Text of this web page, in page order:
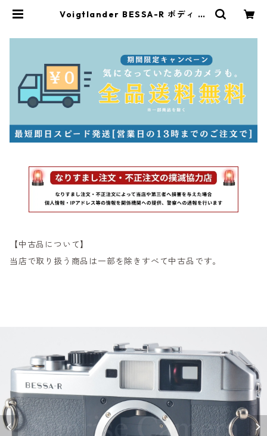
Voigtlander BESSA-R ボディ 元
【中古品について】
当店で取り扱う商品は一部を除きすべて中古品です。